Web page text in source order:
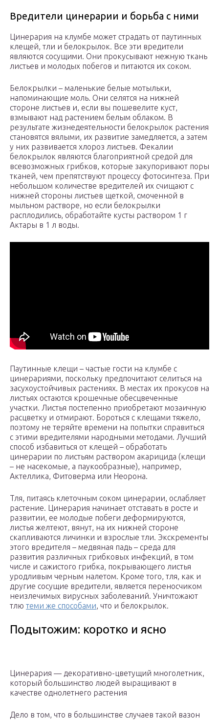
Вредители цинерарии и борьба с ними
Цинерария на клумбе может страдать от паутинных
клещей, тли и белокрылок. Все эти вредители
являются сосущими. Они прокусывают нежную ткань
листьев и молодых побегов и питаются их соком.
Белокрылки – маленькие белые мотыльки,
напоминающие моль. Они селятся на нижней
стороне листьев и, если вы пошевелите куст,
взмывают над растением белым облаком. В
результате жизнедеятельности белокрылок растения
становятся вялыми, их развитие замедляется, а затем
у них развивается хлороз листьев. Фекалии
белокрылок являются благоприятной средой для
всевозможных грибков, которые закупоривают поры
тканей, чем препятствуют процессу фотосинтеза. При
небольшом количестве вредителей их счищают с
нижней стороны листьев щеткой, смоченной в
мыльном растворе, но если белокрылки
расплодились, обработайте кусты раствором 1 г
Актары в 1 л воды.
Паутинные клещи – частые гости на клумбе с
цинерариями, поскольку предпочитают селиться на
засухоустойчивых растениях. В местах их прокусов на
листьях остаются крошечные обесцвеченные
участки. Листья постепенно приобретают мозаичную
расцветку и отмирают. Бороться с клещами тяжело,
поэтому не теряйте времени на попытки справиться
с этими вредителями народными методами. Лучший
способ избавиться от клещей – обработать
цинерарии по листьям раствором акарицида (клещи
– не насекомые, а паукообразные), например,
Актеллика, Фитоверма или Неорона.
Тля, питаясь клеточным соком цинерарии, ослабляет
растение. Цинерария начинает отставать в росте и
развитии, ее молодые побеги деформируются,
листья желтеют, вянут, на их нижней стороне
скапливаются личинки и взрослые тли. Экскременты
этого вредителя – медвяная падь – среда для
развития различных грибковых инфекций, в том
числе и сажистого грибка, покрывающего листья
уродливым черным налетом. Кроме того, тля, как и
другие сосущие вредители, является переносчиком
неизлечимых вирусных заболеваний. Уничтожают
тлю теми же способами, что и белокрылок.
Подытожим: коротко и ясно
Цинерария — декоративно-цветущий многолетник,
который большинство людей выращивают в
качестве однолетнего растения
Дело в том, что в большинстве случаев такой вазон